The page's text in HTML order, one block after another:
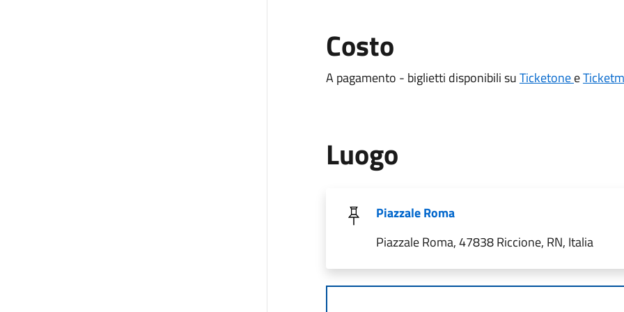
Costo
A pagamento - biglietti disponibili suTicketonee
Luogo
Piazzale Roma
Piazzale Roma, 47838 Riccione, RN, Italia